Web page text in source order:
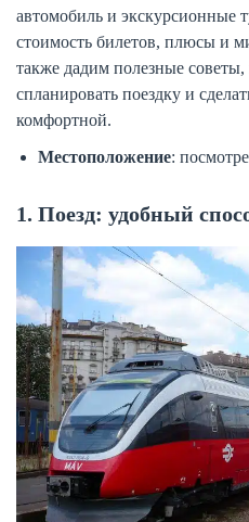
автомобиль и экскурсионные
стоимость билетов, плюсы и
также дадим полезные
спланировать поездку и
комфортной.
Местоположение:
1. Поезд: удобный